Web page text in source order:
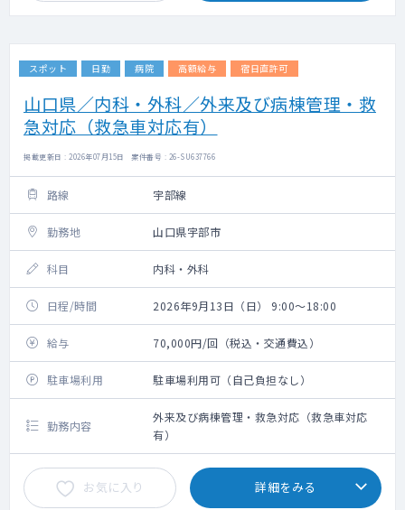
スポット 日勤 病院 高額給与 宿日直許可
山口県／内科・外科／外来及び病棟管理・救
急対応（救急車対応有）
掲載更新日 : 2026年07月15日 案件番号 : 26-SU637766
路線 宇部線
勤務地 山口県宇部市
科目 内科・外科
日程/時間 2026年9月13日（日） 9:00～18:00
給与 70,000円/回（税込・交通費込）
駐車場利用 駐車場利用可（自己負担なし）
勤務内容
外来及び病棟管理・救急対応（救急車対応
有）
お気に入り 詳細をみる